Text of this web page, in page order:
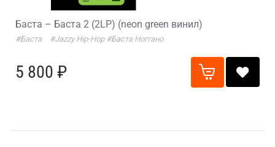
Баста – Баста 2 (2LP) (neon green винил)
#Баста #Jazzy Hip-Hop #Баста Ноггано
5 800 ₽